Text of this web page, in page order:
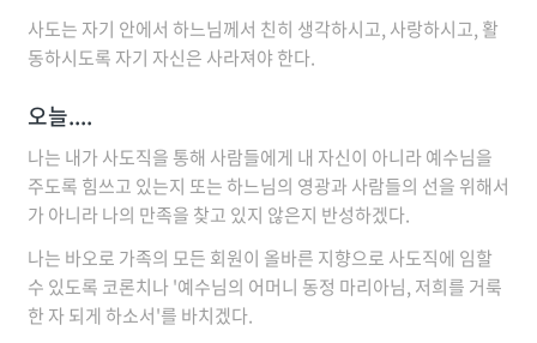
사도는 자기 안에서 하느님께서 친히 생각하시고, 사랑하시고, 활
동하시도록 자기 자신은 사라져야 한다.
오늘....
나는 내가 사도직을 통해 사람들에게 내 자신이 아니라 예수님을
주도록 힘쓰고 있는지 또는 하느님의 영광과 사람들의 선을 위해서
가 아니라 나의 만족을 찾고 있지 않은지 반성하겠다.
나는 바오로 가족의 모든 회원이 올바른 지향으로 사도직에 임할
수 있도록 코론치나 '예수님의 어머니 동정 마리아님, 저희를 거룩
한 자 되게 하소서'를 바치겠다.